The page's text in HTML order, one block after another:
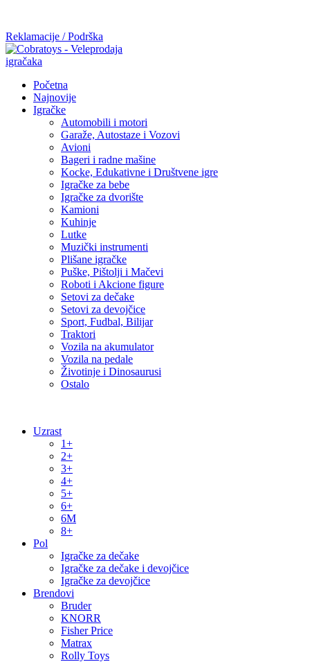
Reklamacije / Podrška
Početna
Najnovije
Igračke
Automobili i motori
Garaže, Autostaze i Vozovi
Avioni
Bageri i radne mašine
Kocke, Edukativne i Društvene igre
Igračke za bebe
Igračke za dvorište
Kamioni
Kuhinje
Lutke
Muzički instrumenti
Plišane igračke
Puške, Pištolji i Mačevi
Roboti i Akcione figure
Setovi za dečake
Setovi za devojčice
Sport, Fudbal, Bilijar
Traktori
Vozila na akumulator
Vozila na pedale
Životinje i Dinosaurusi
Ostalo
Uzrast
1+
2+
3+
4+
5+
6+
6M
8+
Pol
Igračke za dečake
Igračke za dečake i devojčice
Igračke za devojčice
Brendovi
Bruder
KNORR
Fisher Price
Matrax
Rolly Toys